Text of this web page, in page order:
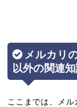
メルカリ
以外の関連
ここまでは、メ